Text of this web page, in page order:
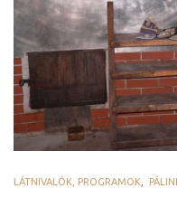
LÁTNIVALÓK, PROGRAMOK
2025